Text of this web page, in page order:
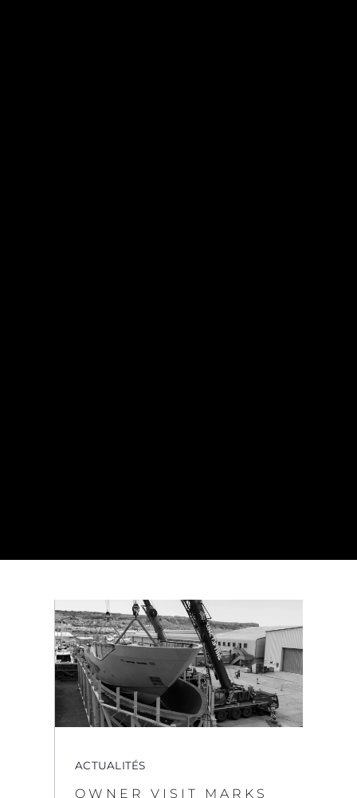
ACTUALITÉS
OWNER VISIT MARKS
MAJOR MILESTONE
FOR SUNSEEKER 134
SUPERYACHT AT
EXPLOREZ